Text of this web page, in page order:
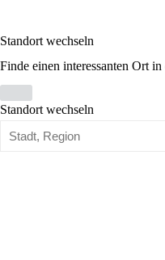
Standort wechseln
Finde einen interessanten Ort
Standort wechseln